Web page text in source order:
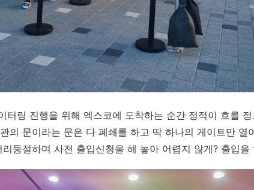
터링 진행을 위해 엑스코에 도착하는 순간 정적이 흐를
의 문이라는 문은 다 폐쇄를 하고 딱 하나의 게이트만 열
둥절하며 사전 출입신청을 해 놓아 어렵지 않게? 출입을